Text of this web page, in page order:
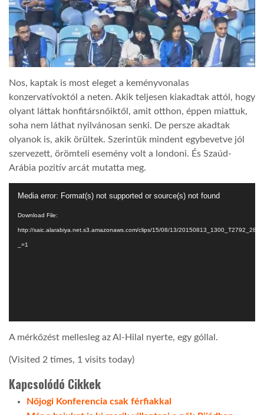
Nos, kaptak is most eleget a keményvonalas
konzervatívoktól a neten. Akik teljesen kiakadtak attól, hogy
olyant láttak honfitársnőiktől, amit otthon, éppen miattuk,
soha nem láthat nyilvánosan senki. De persze akadtak
olyanok is, akik örültek. Szerintük mindent egybevetve jól
szervezett, örömteli esemény volt a londoni. És Szaúd-
Arábia pozitív arcát mutatta meg.
Media error: Format(s) not supported or source(s) not found
Download File:
http://saic.alarabiya.net.s3.amazonaws.com/clips/15/08/13/
_=1
A mérkőzést mellesleg az Al-Hilal nyerte, egy góllal.
(Visited 2 times, 1 visits today)
Kapcsolódó Cikkek
Nőjogi Konferencia csak férfiakkal